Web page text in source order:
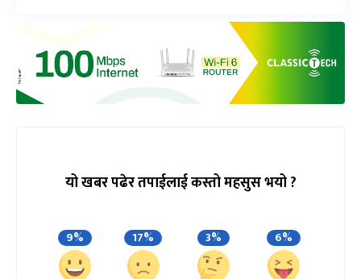
यो खबर पढेर तपाईलाई कस्तो महसुस भयो ?
9% 17% 3% 6%